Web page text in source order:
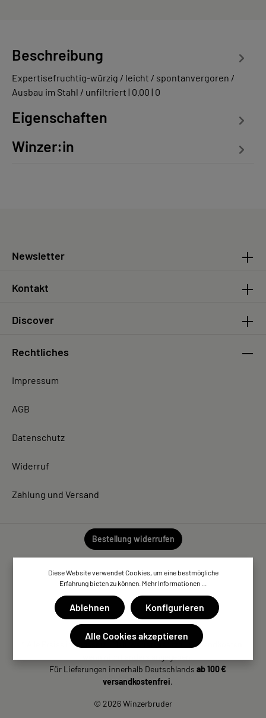
Beschreibung
Expertisefruchtig-würzig / leicht / spontanvergoren /
Ausbau im Stahl / unfiltriert | 0.00 | 0
Eigenschaften
Winzer:in
Newsletter
Discover
Kontakt
Rechtliches
Impressum
AGB
Datenschutz
Widerruf
Zahlung und Versand
Bestellung widerrufen
© 2026 Winzerbruder
* Alle Preise inkl. gesetzl. Mehrwertsteuer zzgl. Versandkosten,
Für Lieferungen innerhalb Deutschlandsab 100 €
versandkostenfrei.
Diese Website verwendet Cookies, um eine bestmögliche
Erfahrung bieten zu können. Mehr Informationen ...
Ablehnen Konfigurieren
Alle Cookies akzeptieren